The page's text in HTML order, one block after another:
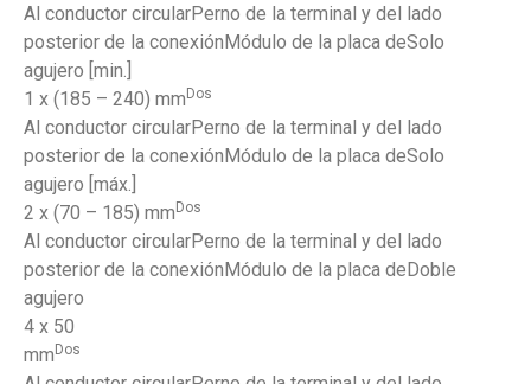
Al conductor circularPerno de la terminal y del lado
posterior de la conexiónMódulo de la placa deSolo
agujero [min.]
1 x (185 – 240) mm Dos
Al conductor circularPerno de la terminal y del lado
posterior de la conexiónMódulo de la placa deSolo
agujero [máx.]
2 x (70 – 185) mm Dos
Al conductor circularPerno de la terminal y del lado
posterior de la conexiónMódulo de la placa deDoble
agujero
4 x 50
mm Dos